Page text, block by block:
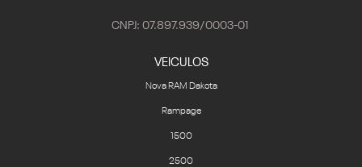
CNPJ: 07.897.939/0003-01
VEICULOS
Nova RAM Dakota
Rampage
1500
2500